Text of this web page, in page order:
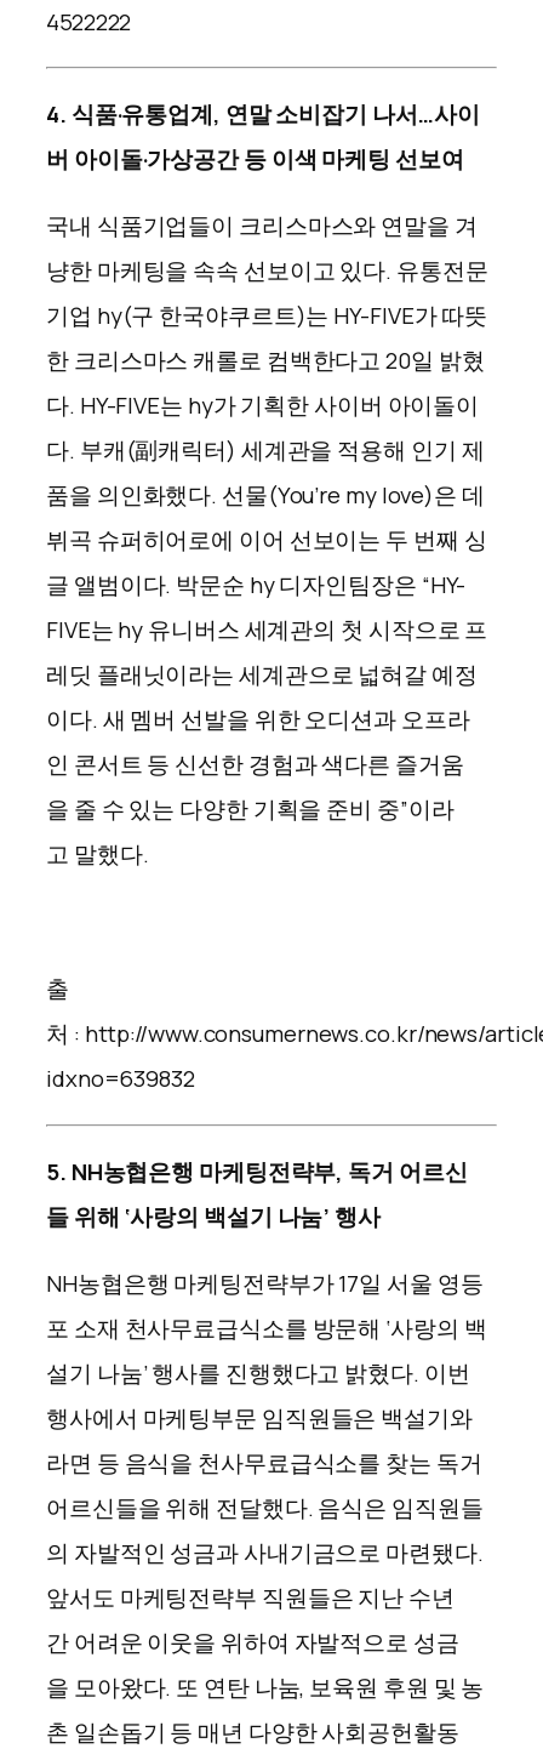
4522222
4. 식품·유통업계, 연말 소비잡기 나서…사이
버 아이돌·가상공간 등 이색 마케팅 선보여
국내 식품기업들이 크리스마스와 연말을 겨
냥한 마케팅을 속속 선보이고 있다. 유통전문
기업 hy(구 한국야쿠르트)는 HY-FIVE가 따뜻
한 크리스마스 캐롤로 컴백한다고 20일 밝혔
다. HY-FIVE는 hy가 기획한 사이버 아이돌이
다. 부캐(副캐릭터) 세계관을 적용해 인기 제
품을 의인화했다. 선물(You’re my love)은 데
뷔곡 슈퍼히어로에 이어 선보이는 두 번째 싱
글 앨범이다. 박문순 hy 디자인팀장은 “HY-
FIVE는 hy 유니버스 세계관의 첫 시작으로 프
레딧 플래닛이라는 세계관으로 넓혀갈 예정
이다. 새 멤버 선발을 위한 오디션과 오프라
인 콘서트 등 신선한 경험과 색다른 즐거움
을 줄 수 있는 다양한 기획을 준비 중”이라
고 말했다.
출
처 : http://www.consumernews.co.kr/news/
idxno=639832
5. NH농협은행 마케팅전략부, 독거 어르신
들 위해 ‘사랑의 백설기 나눔’ 행사
NH농협은행 마케팅전략부가 17일 서울 영등
포 소재 천사무료급식소를 방문해 ‘사랑의 백
설기 나눔’ 행사를 진행했다고 밝혔다. 이번
행사에서 마케팅부문 임직원들은 백설기와
라면 등 음식을 천사무료급식소를 찾는 독거
어르신들을 위해 전달했다. 음식은 임직원들
의 자발적인 성금과 사내기금으로 마련됐다.
앞서도 마케팅전략부 직원들은 지난 수년
간 어려운 이웃을 위하여 자발적으로 성금
을 모아왔다. 또 연탄 나눔, 보육원 후원 및 농
촌 일손돕기 등 매년 다양한 사회공헌활동